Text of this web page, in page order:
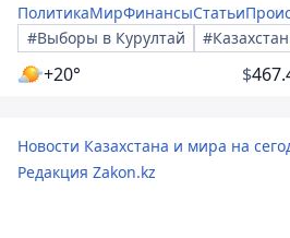
ПолитикаМирФинансыСтатьи
#Выборы в Курултай
+20° $
Новости Казахстана и мира на
Редакция Zakon.kz